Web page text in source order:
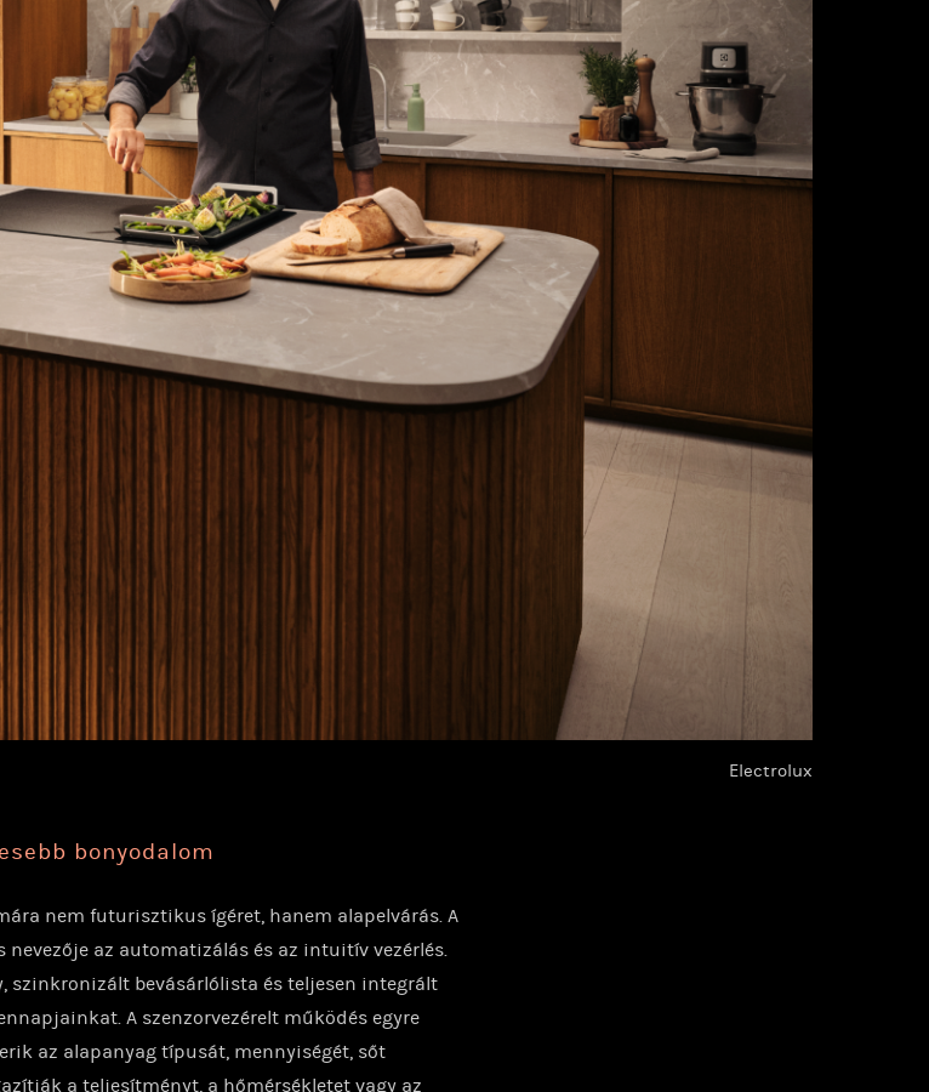
Electrolux
bonyodalom
nem futurisztikus ígéret, hanem alapelvárás. A
nevezője az automatizálás és az intuitív vezérlés.
szinkronizált bevásárlólista és teljesen integrált
A szenzorvezérelt működés egyre
az alapanyag típusát, mennyiségét, sőt
a teljesítményt, a hőmérsékletet vagy az